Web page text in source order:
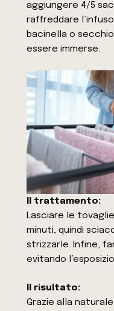
aggiungere 4/5
raffreddare
bacinella o
essere immerse.
Il trattamento:
Lasciare le
minuti, quindi
strizzarle. Infine,
evitando
Il risultato:
Grazie alla